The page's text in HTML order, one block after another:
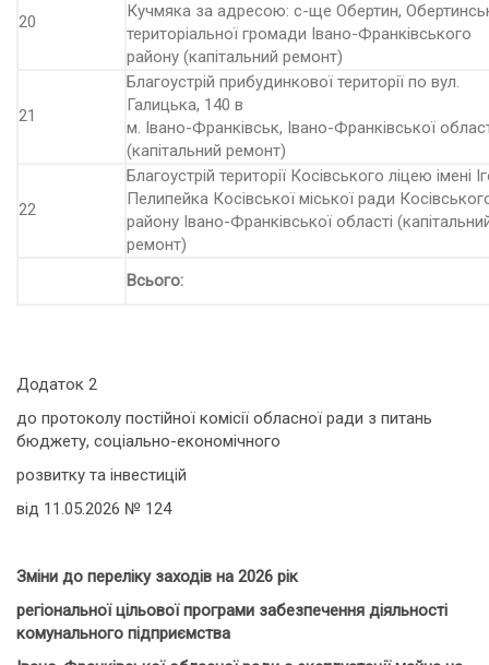
20
Кучмяка за адресою: с-ще Обертин,
територіальної громади Івано-Франківського
району (капітальний ремонт)
21
Благоустрій прибудинкової території по вул.
Галицька, 140 в
м. Івано-Франківськ, Івано-Франківської
(капітальний ремонт)
22
Благоустрій території Косівського ліцею імені
Пелипейка Косівської міської ради
району Івано-Франківської області
ремонт)
Всього:
Додаток 2
до протоколу постійної комісії обласної ради з питань
бюджету, соціально-економічного
розвитку та інвестицій
від 11.05.2026 № 124
Зміни до переліку заходів на 2026 рік
регіональної цільової програми забезпечення діяльності
комунального підприємства